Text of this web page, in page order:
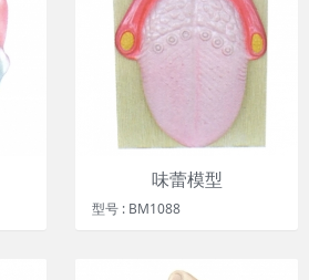
味蕾模型
型号 : BM1088